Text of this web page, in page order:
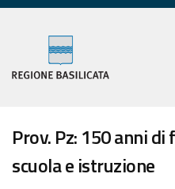
Prov. Pz: 150 anni
scuola e istruzione